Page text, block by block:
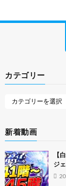
カテゴリー
新着動画
【
ジ